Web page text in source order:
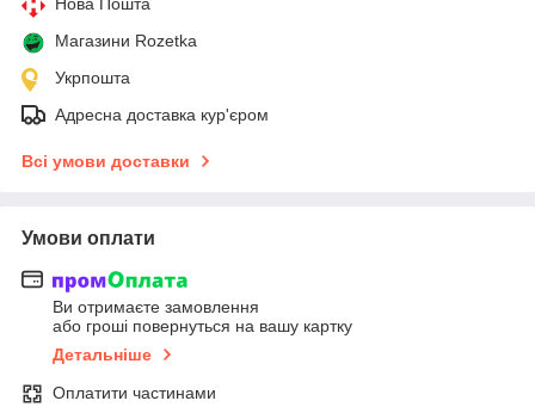
Магазини Rozetka
Укрпошта
Адресна доставка кур'єром
Всі умови доставки
Умови оплати
Ви отримаєте замовлення
або гроші повернуться на вашу картку
Детальніше
Оплатити частинами